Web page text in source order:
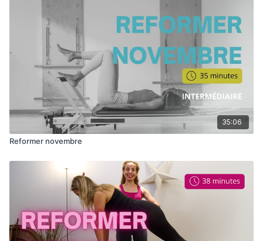
35:06
Reformer novembre